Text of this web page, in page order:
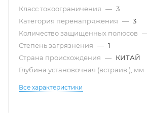
Класс токоограничения — 3
Категория перенапряжения — 3
Количество защищенных полюсов
Степень загрязнения — 1
Страна происхождения — КИТАЙ
Глубина установочная (встраив.), мм
Все характеристики